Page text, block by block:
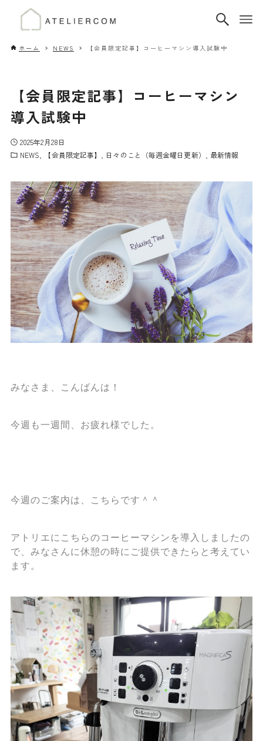
ホーム NEWS 【会員限定記事】コーヒーマシン導入試験中
【会員限定記事】コーヒーマシン
導入試験中
2025年2月28日
NEWS
【会員限定記事】 日々のこと（毎週金曜日更新） 最新情報
みなさま、こんばんは！
今週も一週間、お疲れ様でした。
今週のご案内は、こちらです＾＾
アトリエにこちらのコーヒーマシンを導入しましたの
で、みなさんに休憩の時にご提供できたらと考えてい
ます。